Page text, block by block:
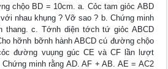
chộo BD = 10cm. a. Cỏc tam giỏc ABD
nhau khụng ? Vỡ sao ? b. Chứng minh
thang. c. Tớnh diện tớch tứ giỏc ABCD
hỡnh bỡnh hành ABCD cú đường chộo
đường vuụng gúc CE và CF lần lượt
minh rằng AD. AF + AB. AE = AC2